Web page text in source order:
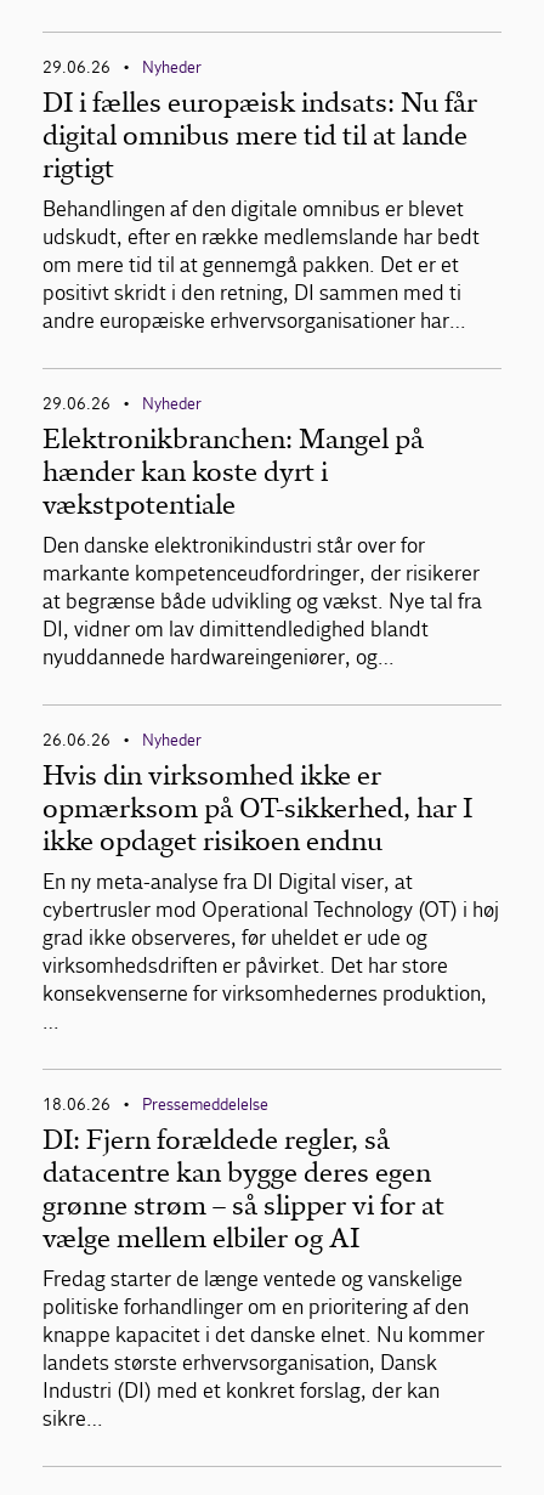
29.06.26 • Nyheder
DI i fælles europæisk indsats: Nu får
digital omnibus mere tid til at lande
rigtigt
Behandlingen af den digitale omnibus er blevet
udskudt, efter en række medlemslande har bedt
om mere tid til at gennemgå pakken. Det er et
positivt skridt i den retning, DI sammen med ti
andre europæiske erhvervsorganisationer har…
29.06.26 • Nyheder
Elektronikbranchen: Mangel på
hænder kan koste dyrt i
vækstpotentiale
Den danske elektronikindustri står over for
markante kompetenceudfordringer, der risikerer
at begrænse både udvikling og vækst. Nye tal fra
DI, vidner om lav dimittendledighed blandt
nyuddannede hardwareingeniører, og…
26.06.26 • Nyheder
Hvis din virksomhed ikke er
opmærksom på OT-sikkerhed, har I
ikke opdaget risikoen endnu
En ny meta-analyse fra DI Digital viser, at
cybertrusler mod Operational Technology (OT) i høj
grad ikke observeres, før uheldet er ude og
virksomhedsdriften er påvirket. Det har store
konsekvenserne for virksomhedernes produktion,
…
18.06.26 • Pressemeddelelse
DI: Fjern forældede regler, så
datacentre kan bygge deres egen
grønne strøm – så slipper vi for at
vælge mellem elbiler og AI
Fredag starter de længe ventede og vanskelige
politiske forhandlinger om en prioritering af den
knappe kapacitet i det danske elnet. Nu kommer
landets største erhvervsorganisation, Dansk
Industri (DI) med et konkret forslag, der kan
sikre…